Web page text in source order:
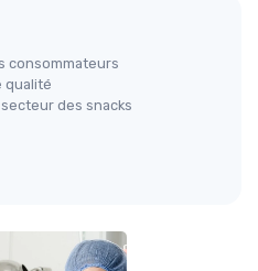
consommateurs
qualité
des snacks